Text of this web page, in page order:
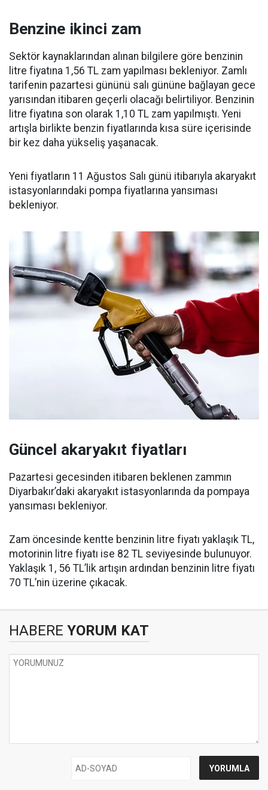
Benzine ikinci zam
Sektör kaynaklarından alınan bilgilere göre benzinin
litre fiyatına 1,56 TL zam yapılması bekleniyor. Zamlı
tarifenin pazartesi gününü salı gününe bağlayan gece
yarısından itibaren geçerli olacağı belirtiliyor. Benzinin
litre fiyatına son olarak 1,10 TL zam yapılmıştı. Yeni
artışla birlikte benzin fiyatlarında kısa süre içerisinde
bir kez daha yükseliş yaşanacak.
Yeni fiyatların 11 Ağustos Salı günü itibarıyla akaryakıt
istasyonlarındaki pompa fiyatlarına yansıması
bekleniyor.
Güncel akaryakıt fiyatları
Pazartesi gecesinden itibaren beklenen zammın
Diyarbakır’daki akaryakıt istasyonlarında da pompaya
yansıması bekleniyor.
Zam öncesinde kentte benzinin litre fiyatı yaklaşık TL,
motorinin litre fiyatı ise 82 TL seviyesinde bulunuyor.
Yaklaşık 1, 56 TL’lik artışın ardından benzinin litre fiyatı
70 TL’nin üzerine çıkacak.
HABERE YORUM KAT